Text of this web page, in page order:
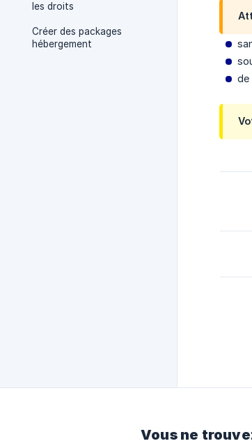
les droits
Créer des packages
hébergement
de
Vous ne